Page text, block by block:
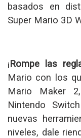
basados en
Super Mario 3D
¡Rompe las
Mario con los
Mario Maker
Nintendo
nuevas
niveles, dale